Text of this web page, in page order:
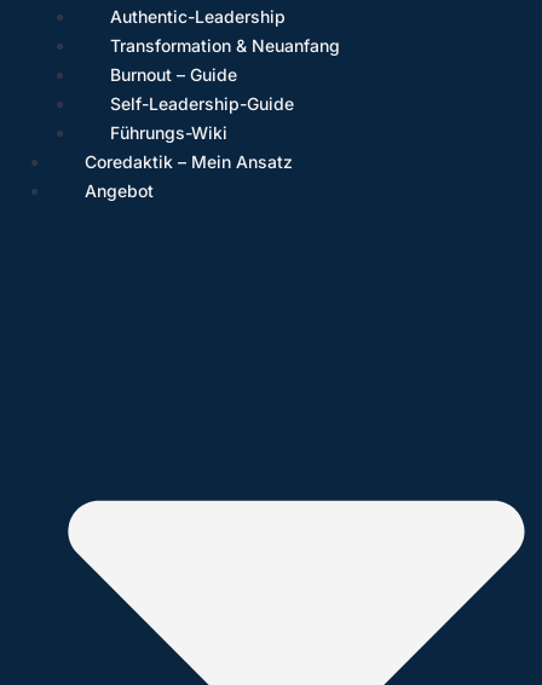
Authentic-Leadership
Transformation & Neuanfang
Burnout – Guide
Self-Leadership-Guide
Führungs-Wiki
Coredaktik – Mein Ansatz
Angebot